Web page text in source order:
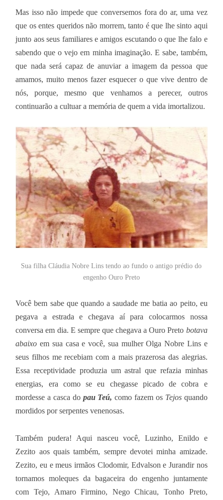
Mas isso não impede que conversemos fora do ar, uma vez
que os entes queridos não morrem, tanto é que lhe sinto aqui
junto aos seus familiares e amigos escutando o que lhe falo e
sabendo que o vejo em minha imaginação. E sabe, também,
que nada será capaz de anuviar a imagem da pessoa que
amamos, muito menos fazer esquecer o que vive dentro de
nós, porque, mesmo que venhamos a perecer, outros
continuarão a cultuar a memória de quem a vida imortalizou.
Sua filha Cláudia Nobre Lins tendo ao fundo o antigo prédio do
engenho Ouro Preto
Você bem sabe que quando a saudade me batia ao peito, eu
pegava a estrada e chegava aí para colocarmos nossa
conversa em dia. E sempre que chegava a Ouro Preto botava
abaixo em sua casa e você, sua mulher Olga Nobre Lins e
seus filhos me recebiam com a mais prazerosa das alegrias.
Essa receptividade produzia um astral que refazia minhas
energias, era como se eu chegasse picado de cobra e
mordesse a casca do pau Teú, como fazem os Tejosquando
mordidos por serpentes venenosas.
Também pudera! Aqui nasceu você, Luzinho, Enildo e
Zezito aos quais também, sempre devotei minha amizade.
Zezito, eu e meus irmãos Clodomir, Edvalson e Jurandir nos
tornamos moleques da bagaceira do engenho juntamente
com Tejo, Amaro Firmino, Nego Chicau, Tonho Preto,